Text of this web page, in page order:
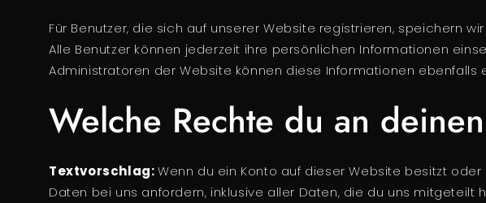
Für Benutzer, die sich auf unserer Website registrieren, speichern
Alle Benutzer können jederzeit ihre persönlichen Informationen
Administratoren der Website können diese Informationen ebenfalls
Welche Rechte du an
Textvorschlag:Wenn du ein Konto auf dieser Website besitzt
Daten bei uns anfordern, inklusive aller Daten, die du uns